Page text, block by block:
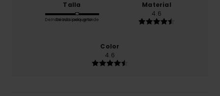
Talla
Demasiado pequeño
Demasiado grande
Material
4.6
Color
4.6